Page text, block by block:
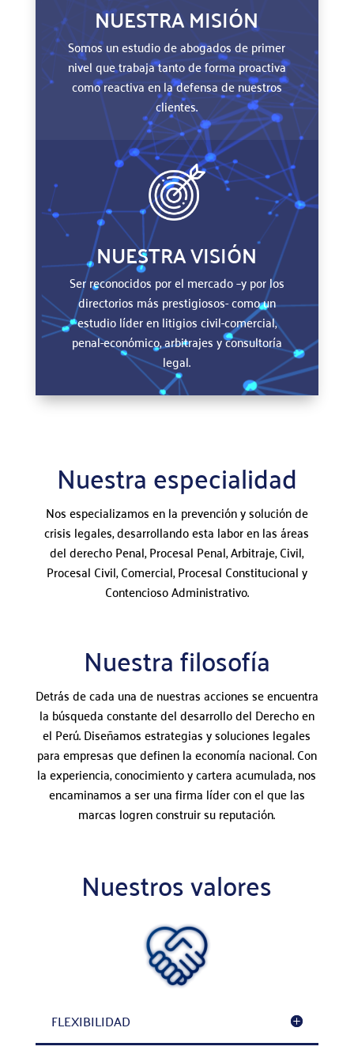
NUESTRA MISIÓN
Somos un estudio de abogados de primer
nivel que trabaja tanto de forma proactiva
como reactiva en la defensa de nuestros
clientes.
NUESTRA VISIÓN
Ser reconocidos por el mercado –y por los
directorios más prestigiosos- como un
estudio líder en litigios civil-comercial,
penal-económico, arbitrajes y consultoría
legal.
Nuestra especialidad
Nos especializamos en la prevención y solución de
crisis legales, desarrollando esta labor en las áreas
del derecho Penal, Procesal Penal, Arbitraje, Civil,
Procesal Civil, Comercial, Procesal Constitucional y
Contencioso Administrativo.
Nuestra filosofía
Detrás de cada una de nuestras acciones se encuentra
la búsqueda constante del desarrollo del Derecho en
el Perú. Diseñamos estrategias y soluciones legales
para empresas que definen la economía nacional. Con
la experiencia, conocimiento y cartera acumulada, nos
encaminamos a ser una firma líder con el que las
marcas logren construir su reputación.
Nuestros valores
FLEXIBILIDAD